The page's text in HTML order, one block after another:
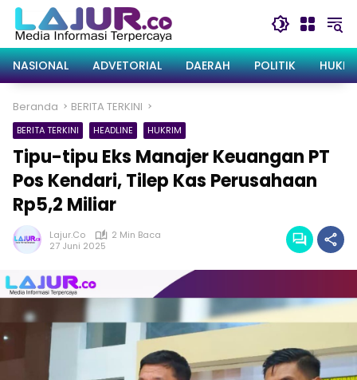
Langsung
konten
NASIONAL
ADVETORIAL DAERAH POLITIK
Beranda BERITA TERKINI
BERITA TERKINI HEADLINE HUKRIM
Tipu-tipu Eks Manajer Keuangan PT
Pos Kendari, Tilep Kas Perusahaan
Rp5,2 Miliar
Lajur.co
2 Min Baca
27 Juni 2025